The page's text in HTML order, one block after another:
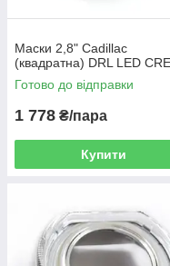
Маски 2,8" Cadillac
(квадратна) DRL LED
Готово до відправки
1 778 ₴/пара
Купити